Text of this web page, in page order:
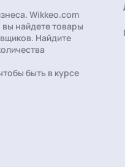
Wikkeo.com
найдете товары
Найдите
быть в курсе